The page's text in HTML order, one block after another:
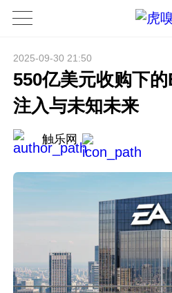
2025-09-30 21:50
550亿美元收购下
注入与未知未来
触乐网